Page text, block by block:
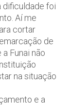
dificuldade foi
Aí me
cortar
de
Funai não
na situação
e a